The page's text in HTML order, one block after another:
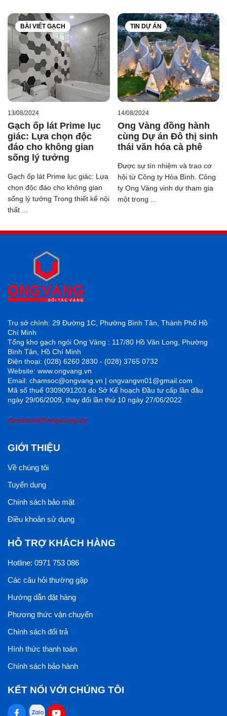
BÀI VIẾT GẠCH
13/08/2024
Gạch ốp lát Prime lục
giác: Lựa chọn độc
đáo cho không gian
sống lý tưởng
Gạch ốp lát Prime lục giác: Lựa
chọn độc đáo cho không gian
sống lý tưởng Trong thiết kế nội
thất ...
TIN DỰ ÁN
14/08/2024
Ong Vàng đồng hành
cùng Dự án Đô thị sinh
thái văn hóa cà phê
Được sự tín nhiệm và trao cơ
hội từ Công ty Hòa Bình. Công
ty Ong Vàng vinh dự tham gia
một trong ...
Trụ sở chính: 29 Đường 1C, Phường Bình Tân, Thành Phố Hồ
Chí Minh
Tổng kho gạch ngói Ong Vàng : 117/80 Hồ Văn Long, Phường
Bình Tân, Hồ Chí Minh
Điện thoại: (028) 6260 2830 - (028) 3765 0732
Website: www.ongvang.vn
Email: chamsoc@ongvang.vn | ongvangvn01@gmail.com
Mã số thuế 0309091203 do Sở Kế hoạch Đầu tư cấp lần đầu
ngày 29/06/2009, thay đổi lần thứ 10 ngày 27/06/2022
chamsoc@ongvang.vn
GIỚI THIỆU
Về chúng tôi
Tuyển dụng
Chính sách bảo mật
Điều khoản sử dụng
HỖ TRỢ KHÁCH HÀNG
Hotline: 0971 753 086
Các câu hỏi thường gặp
Hướng dẫn đặt hàng
Phương thức vận chuyển
Chính sách đổi trả
Hình thức thanh toán
Chính sách bảo hành
KẾT NỐI VỚI CHÚNG TÔI